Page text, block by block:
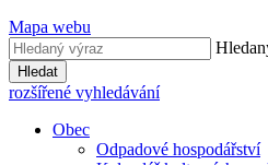
Mapa webu
Hledat
rozšířené vyhledávání
Obec
Odpadové hospodářství